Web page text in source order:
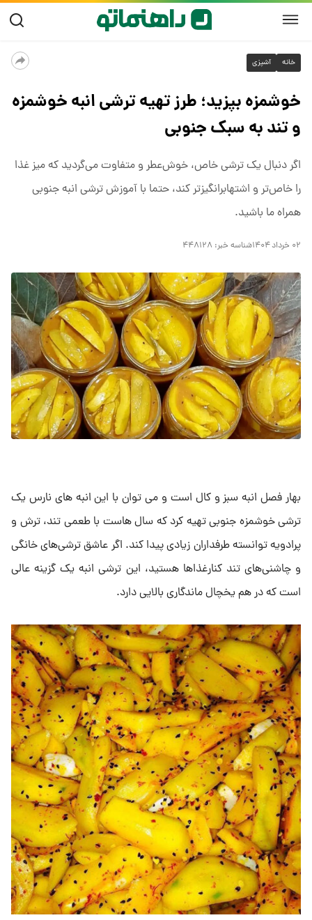
خانه آشپزی
خوشمزه بپزید؛ طرز تهیه ترشی انبه خوشمزه
و تند به سبک جنوبی
اگر دنبال یک ترشی خاص، خوش‌عطر و متفاوت می‌گردید که میز غذا
را خاص‌تر و اشتهابرانگیزتر کند، حتما با آموزش ترشی انبه جنوبی
همراه ما باشید.
۰۲ خرداد ۱۴۰۴ شناسه خبر: ۴۴۸۱۲۸
بهار فصل انبه سبز و کال است و می توان با این انبه های نارس یک
ترشی خوشمزه جنوبی تهیه کرد که سال هاست با طعمی تند، ترش و
پرادویه توانسته طرفداران زیادی پیدا کند. اگر عاشق ترشی‌های خانگی
و چاشنی‌های تند کنارغذاها هستید، این ترشی انبه یک گزینه عالی
است که در هم یخچال ماندگاری بالایی دارد.